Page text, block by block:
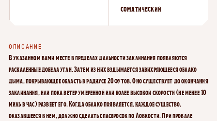
соматический
ОПИСАНИЕ
В указанном вами месте в пределах дальности заклинания появляются
раскаленные добела угли. Затем из них вздымается завихряющееся облако
дыма, покрывающее область в радиусе 20 футов. Оно существует до окончания
заклинания, или пока ветер умеренной или более высокой скорости (не менее 10
миль в час) развеет его. Когда облако появляется, каждое существо,
оказавшееся в нем, должно сделать спасбросок по Ловкости. При провале